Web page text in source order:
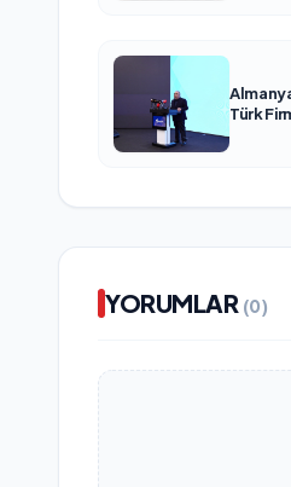
Türk
YORUMLAR (0)